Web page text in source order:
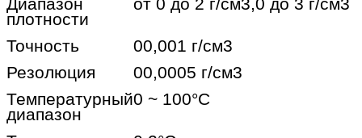
Диапазон
плотности
от 0 до 2 г/см3,0 до 3 г/см3
Точность
00,001 г/см3
Резолюция
00,0005 г/см3
Температурный
диапазон
0 ~ 100°C